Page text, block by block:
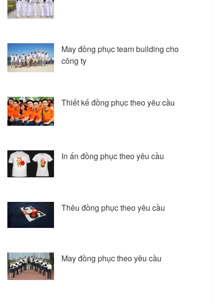
May đồng phục team building cho
công ty
Thiết kế đồng phục theo yêu cầu
In ấn đồng phục theo yêu cầu
Thêu đồng phục theo yêu cầu
May đồng phục theo yêu cầu